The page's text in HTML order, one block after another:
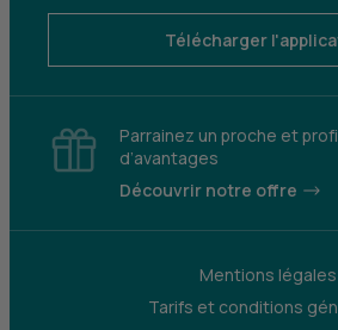
Télécharger
Parrainez un proche et
d’avantages
Découvrir notre offre
Mentions légales
Tarifs et conditions